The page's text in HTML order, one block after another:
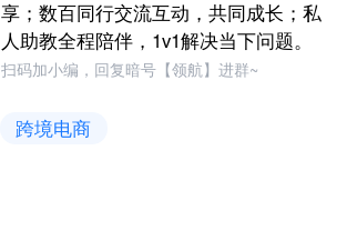
享；数百同行交流互动，共同成长；私
人助教全程陪伴，1v1解决当下问题。
扫码加小编，回复暗号【领航】进群~
跨境电商